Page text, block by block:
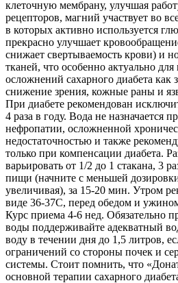
клеточную мембрану, улучшая
рецепторов, магний участвует во
в которых активно используется
прекрасно улучшает
снижает свертываемость крови) и
тканей, что особенно актуально
осложнений сахарного диабета как
снижение зрения, кожные раны и
При диабете рекомендован
4 раза в году. Вода не назначается
нефропатии, осложненной
недостаточностью и также
только при компенсации диабета.
варьировать от 1/2 до 1 стакана, 3
пищи (начните с меньшей
увеличивая), за 15-20 мин. Утром
виде 36-37С, перед обедом и
Курс приема 4-6 нед. Обязательно
воды поддерживайте адекватный
воду в течении дня до 1,5 литров,
ограничений со стороны почек и
системы. Стоит помнить, что
основной терапии сахарного